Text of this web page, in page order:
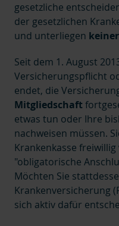
gesetzliche
der gesetzlichen
und unterliegen
Seit dem 1. August
Versicherungspflicht
endet, die
Mitgliedschaft
etwas tun oder Ihre
nachweisen müssen.
Krankenkasse
"obligatorische
Möchten Sie
Krankenversicherung
sich aktiv dafür